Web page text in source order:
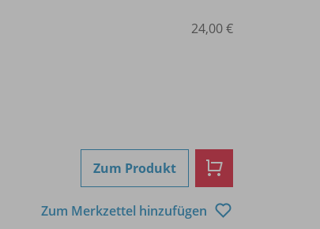
24,00 €
Zum Produkt
Zum Merkzettel hinzufügen